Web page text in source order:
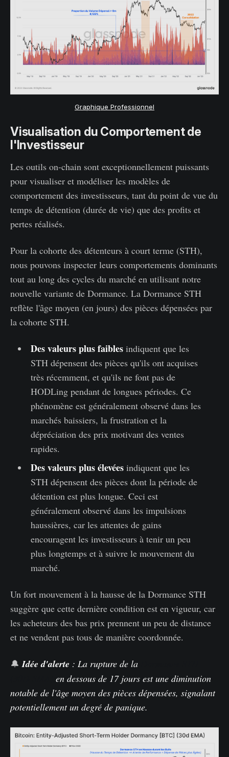
Graphique Professionnel
Visualisation du Comportement de
l'Investisseur
Les outils on-chain sont exceptionnellement puissants
pour visualiser et modéliser les modèles de
comportement des investisseurs, tant du point de vue du
temps de détention (durée de vie) que des profits et
pertes réalisés.
Pour la cohorte des détenteurs à court terme (STH),
nous pouvons inspecter leurs comportements dominants
tout au long des cycles du marché en utilisant notre
nouvelle variante de Dormance. La Dormance STH
reflète l'âge moyen (en jours) des pièces dépensées par
la cohorte STH.
Des valeurs plus faiblesindiquent que les
STH dépensent des pièces qu'ils ont acquises
très récemment, et qu'ils ne font pas de
HODLing pendant de longues périodes. Ce
phénomène est généralement observé dans les
marchés baissiers, la frustration et la
dépréciation des prix motivant des ventes
rapides.
Des valeurs plus élevéesindiquent que les
STH dépensent des pièces dont la période de
détention est plus longue. Ceci est
généralement observé dans les impulsions
haussières, car les attentes de gains
encouragent les investisseurs à tenir un peu
plus longtemps et à suivre le mouvement du
marché.
Un fort mouvement à la hausse de la Dormance STH
suggère que cette dernière condition est en vigueur, car
les acheteurs des bas prix prennent un peu de distance
et ne vendent pas tous de manière coordonnée.
🔔 Idée d'alerte : La rupture de la
en dessous de 17 jours est une diminution
notable de l'âge moyen des pièces dépensées, signalant
potentiellement un degré de panique.